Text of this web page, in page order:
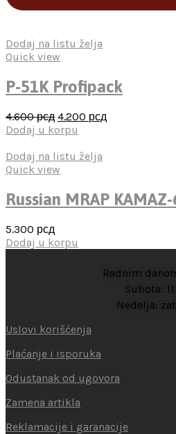
Dodaj na listu želja
Quick view
P-51K Profipack
4.600рсд Оригинална
цена
била:
4.600 рсд.
4.200 рсд
Dodaj u korpu
Dodaj na listu želja
Quick view
Russian MRAP
5.300 рсд
Dodaj u korpu
Radnim
Subota:
Nedelja:
Uslovi korišćenja
Plaćanje i isporuka
Odustanak od ugovora
Zamena artikla
Reklamacije i garanacije